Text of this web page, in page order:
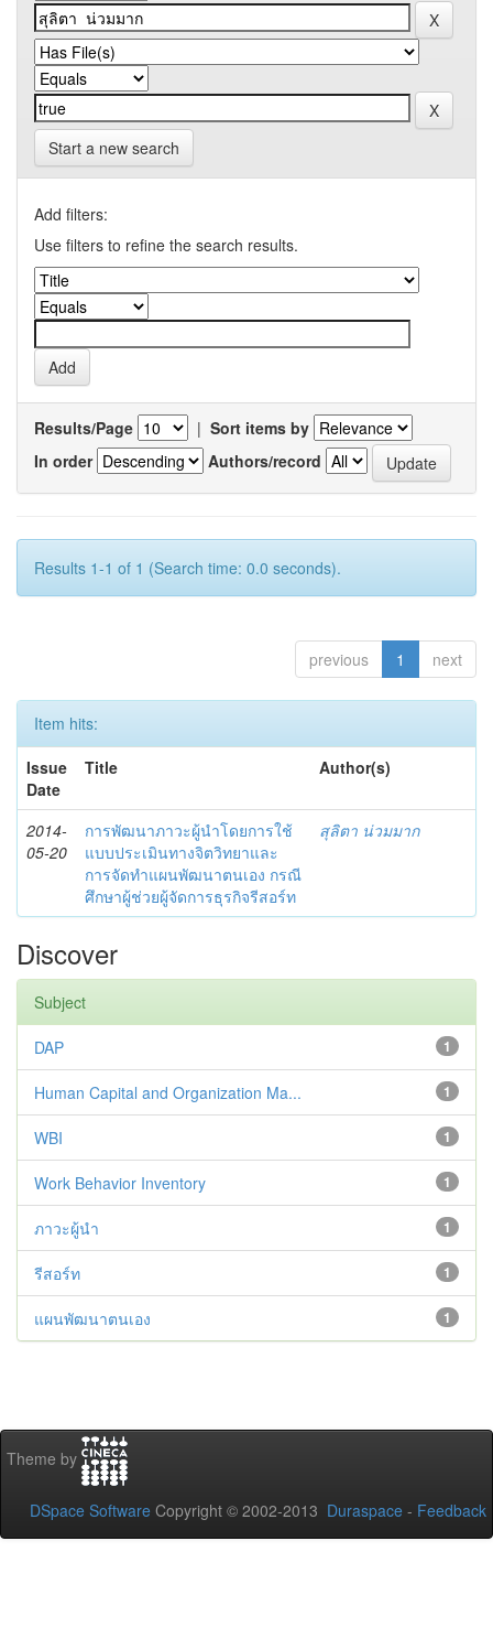
Start a new search
Add filters:
Use filters to refine the search results.
Results/Page | Sort items by
In order
Authors/record
Results 1-1 of 1 (Search time: 0.0 seconds).
previous 1 next
Item hits:
Issue
Date
Title Author(s)
2014-
05-20
การพัฒนาภาวะผู้นำโดยการใช้
แบบประเมินทางจิตวิทยาและ
การจัดทำแผนพัฒนาตนเอง กรณี
ศึกษาผู้ช่วยผู้จัดการธุรกิจรีสอร์ท
สุลิตา น่วมมาก
Discover
Subject
1
DAP
1
Human Capital and Organization Ma...
1
WBI
1
Work Behavior Inventory
1
ภาวะผู้นำ
1
รีสอร์ท
1
แผนพัฒนาตนเอง
Theme by
DSpace Software Copyright © 2002-2013 Duraspace - Feedback